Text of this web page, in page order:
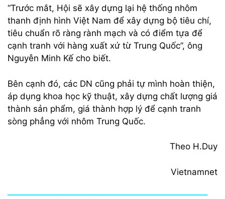
“Trước mắt, Hội sẽ xây dựng lại hệ thống nhôm
thanh định hình Việt Nam để xây dựng bộ tiêu chí,
tiêu chuẩn rõ ràng rành mạch và có điểm tựa để
cạnh tranh với hàng xuất xứ từ Trung Quốc”, ông
Nguyễn Minh Kế cho biết.
Bên cạnh đó, các DN cũng phải tự mình hoàn thiện,
áp dụng khoa học kỹ thuật, xây dựng chất lượng giá
thành sản phẩm, giá thành hợp lý để cạnh tranh
sòng phẳng với nhôm Trung Quốc.
Theo H.Duy
Vietnamnet